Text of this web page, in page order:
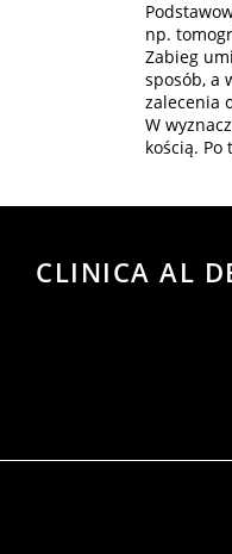
np.
Zabieg
sposób, a
zalecenia
W
kością.
CLINICA AL